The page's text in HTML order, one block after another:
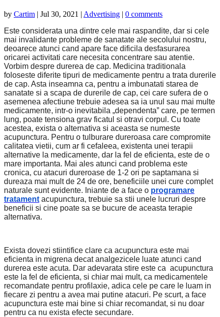
by Cartim | Jul 30, 2021 | Advertising | 0 comments
Este considerata una dintre cele mai raspandite, dar si cele
mai invalidante probleme de sanatate ale secolului nostru,
deoarece atunci cand apare face dificila desfasurarea
oricarei activitati care necesita concentrare sau atentie.
Vorbim despre durerea de cap. Medicina traditionala
foloseste diferite tipuri de medicamente pentru a trata durerile
de cap. Asta inseamna ca, pentru a imbunatati starea de
sanatate si a scapa de durerile de cap, cei care sufera de o
asemenea afectiune trebuie adesea sa ia unul sau mai multe
medicamente, intr-o inevitabila „dependenta” care, pe termen
lung, poate tensiona grav ficatul si otravi corpul. Cu toate
acestea, exista o alternativa si aceasta se numeste
acupunctura. Pentru o tulburare dureroasa care compromite
calitatea vietii, cum ar fi cefaleea, existenta unei terapii
alternative la medicamente, dar la fel de eficienta, este de o
mare importanta. Mai ales atunci cand problema este
cronica, cu atacuri dureroase de 1-2 ori pe saptamana si
dureaza mai mult de 24 de ore, beneficiile unei cure complet
naturale sunt evidente. Iniante de a face o programare
tratament acupunctura, trebuie sa stii unele lucruri despre
beneficii si cine poate sa se bucure de aceasta terapie
alternativa.
Exista dovezi stiintifice clare ca acupunctura este mai
eficienta in migrena decat analgezicele luate atunci cand
durerea este acuta. Dar adevarata stire este ca acupunctura
este la fel de eficienta, si chiar mai mult, ca medicamentele
recomandate pentru profilaxie, adica cele pe care le luam in
fiecare zi pentru a avea mai putine atacuri. Pe scurt, a face
acupunctura este mai bine si chiar recomandat, si nu doar
pentru ca nu exista efecte secundare.